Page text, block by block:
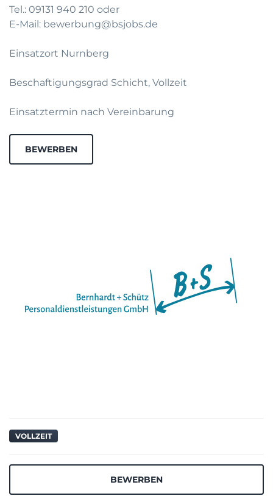
Tel.: 09131 940 210 oder
E-Mail: bewerbung@bsjobs.de
Einsatzort Nurnberg
Beschaftigungsgrad Schicht, Vollzeit
Einsatztermin nach Vereinbarung
BEWERBEN
VOLLZEIT
BEWERBEN